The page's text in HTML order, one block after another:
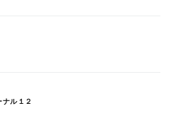
ル１２